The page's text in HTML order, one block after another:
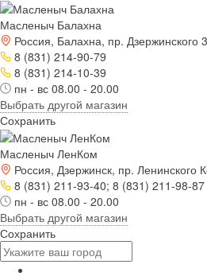
Масленыч Балахна
Россия, Балахна, пр. Дзержинского
8 (831) 214-90-79
8 (831) 214-10-39
пн - вс 08.00 - 20.00
Выбрать другой магазин
Сохранить
Масленыч ЛенКом
Россия, Дзержинск, пр. Ленинского
8 (831) 211-93-40; 8 (831) 211-98-87
пн - вс 08.00 - 20.00
Выбрать другой магазин
Сохранить